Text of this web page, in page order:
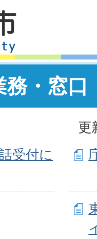
・窓口
更
受付に